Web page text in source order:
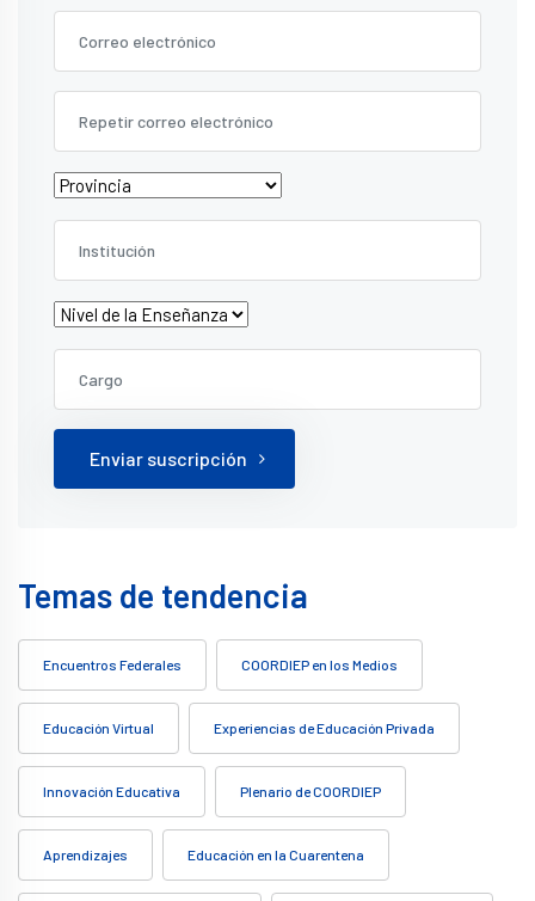
Enviar suscripción
Temas de tendencia
Encuentros Federales COORDIEP en los Medios
Educación Virtual Experiencias de Educación Privada
Innovación Educativa Plenario de COORDIEP
Aprendizajes Educación en la Cuarentena